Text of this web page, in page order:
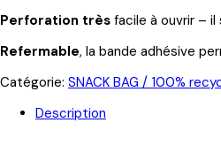
Perforation très facile à ouvrir –
Refermable, la bande adhésive
Catégorie: SNACK BAG / 100%
Description